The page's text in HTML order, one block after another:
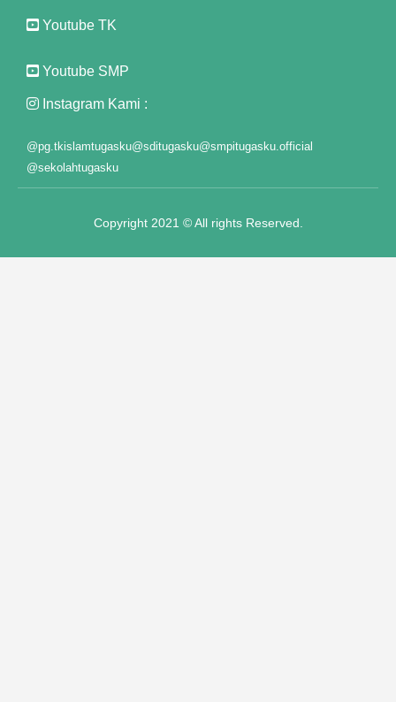
Youtube TK
Youtube SMP
Instagram Kami :
@pg.tkislamtugasku@sditugasku@smpitugasku.official
@sekolahtugasku
Copyright 2021 © All rights Reserved.